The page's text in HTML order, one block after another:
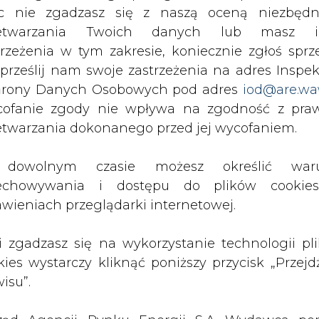
nie zgadzasz się z naszą oceną
Twoich danych lub masz
w tym zakresie, koniecznie zgłoś
prześlij nam swoje zastrzeżenia na adres
Danych Osobowych pod adres
zgody nie wpływa na zgodność z
dokonanego przed jej wycofaniem.
czasie możesz określić
i dostępu do plików
przeglądarki internetowej.
zgadzasz się na wykorzystanie technologii
wystarczy kliknąć poniższy przycisk
węgla na zimę już się rozpoczęły, to do
węgla sprzedawane są
że prace nad wymaganiami dla węgla są w
jednak dotychczasowe projekty krytykują
- czytamy w gazecie.
Artykuł powstał bez wsparcia narzędzi sztucznej
publikacji do szkoleń treningowych LLM.
PODPIS